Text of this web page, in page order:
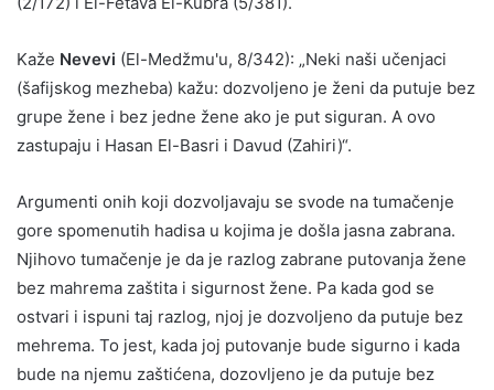
Kaže Nevevi (El-Medžmu'u, 8/342): „Neki naši učenjaci
(šafijskog mezheba) kažu: dozvoljeno je ženi da putuje bez
grupe žene i bez jedne žene ako je put siguran. A ovo
zastupaju i Hasan El-Basri i Davud (Zahiri)“.
Argumenti onih koji dozvoljavaju se svode na tumačenje
gore spomenutih hadisa u kojima je došla jasna zabrana.
Njihovo tumačenje je da je razlog zabrane putovanja žene
bez mahrema zaštita i sigurnost žene. Pa kada god se
ostvari i ispuni taj razlog, njoj je dozvoljeno da putuje bez
mehrema. To jest, kada joj putovanje bude sigurno i kada
bude na njemu zaštićena, dozovljeno je da putuje bez